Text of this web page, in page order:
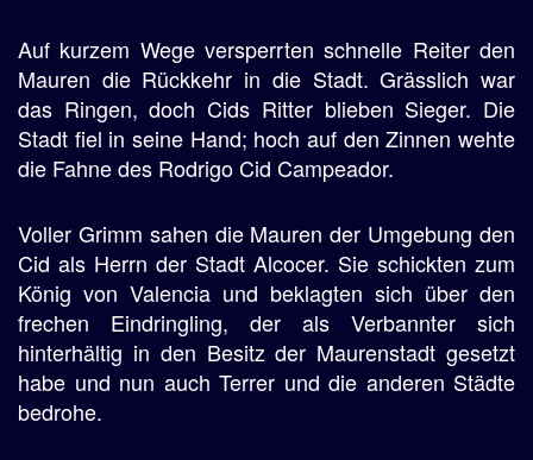
Auf kurzem Wege versperrten schnelle Reiter den
Mauren die Rückkehr in die Stadt. Grässlich war
das Ringen, doch Cids Ritter blieben Sieger. Die
Stadt fiel in seine Hand; hoch auf den Zinnen wehte
die Fahne des Rodrigo Cid Campeador.
Voller Grimm sahen die Mauren der Umgebung den
Cid als Herrn der Stadt Alcocer. Sie schickten zum
König von Valencia und beklagten sich über den
frechen Eindringling, der als Verbannter sich
hinterhältig in den Besitz der Maurenstadt gesetzt
habe und nun auch Terrer und die anderen Städte
bedrohe.